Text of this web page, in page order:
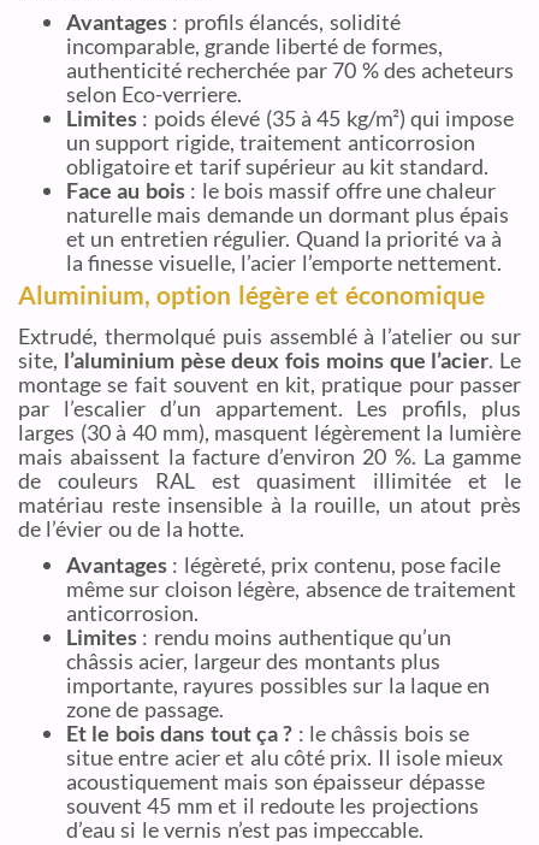
Avantages : profils élancés, solidité
incomparable, grande liberté de formes,
authenticité recherchée par 70 % des acheteurs
selon Eco-verriere.
Limites : poids élevé (35 à 45 kg/m²) qui impose
un support rigide, traitement anticorrosion
obligatoire et tarif supérieur au kit standard.
Face au bois: le bois massif offre une chaleur
naturelle mais demande un dormant plus épais
et un entretien régulier. Quand la priorité va à
la finesse visuelle, l’acier l’emporte nettement.
Aluminium, option légère et économique
Extrudé, thermolqué puis assemblé à l’atelier ou sur
site, l’aluminium pèse deux fois moins que l’acier. Le
montage se fait souvent en kit, pratique pour passer
par l’escalier d’un appartement. Les profils, plus
larges (30 à 40 mm), masquent légèrement la lumière
mais abaissent la facture d’environ 20 %. La gamme
de couleurs RAL est quasiment illimitée et le
matériau reste insensible à la rouille, un atout près
de l’évier ou de la hotte.
Avantages : légèreté, prix contenu, pose facile
même sur cloison légère, absence de traitement
anticorrosion.
Limites : rendu moins authentique qu’un
châssis acier, largeur des montants plus
importante, rayures possibles sur la laque en
zone de passage.
Et le bois dans tout ça ? : le châssis bois se
situe entre acier et alu côté prix. Il isole mieux
acoustiquement mais son épaisseur dépasse
souvent 45 mm et il redoute les projections
d’eau si le vernis n’est pas impeccable.